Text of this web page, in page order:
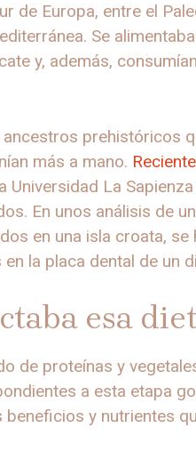
de Europa, entre el
Se
y, además,
prehistóricos
más a mano.
Universidad La
En unos análisis de
en una isla croata,
la placa dental de un
esa
de proteínas y
a esta etapa
y nutrientes